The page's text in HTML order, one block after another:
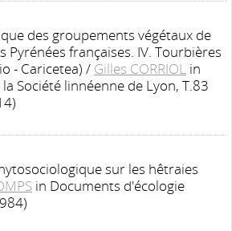
des groupements végétaux de
Pyrénées françaises. IV. Tourbières
- Caricetea) / Gilles CORRIOL in
Société linnéenne de Lyon, T.83
sur les hêtraies
in Documents d'écologie